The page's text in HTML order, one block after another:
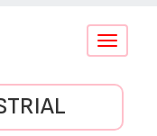
Conmutar